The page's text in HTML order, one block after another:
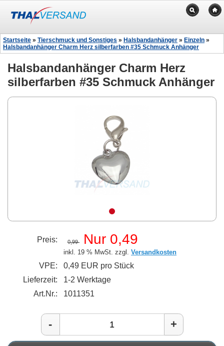
Startseite » Tierschmuck und Sonstiges » Halsbandanhänger » Einzeln »
Halsbandanhänger Charm Herz silberfarben #35 Schmuck Anhänger
Halsbandanhänger Charm Herz
silberfarben #35 Schmuck Anhänger
Preis: 0,99 Nur 0,49
inkl. 19 % MwSt. zzgl. Versandkosten
VPE:
0,49 EUR pro Stück
Lieferzeit:
1-2 Werktage
Art.Nr.:
1011351
- +